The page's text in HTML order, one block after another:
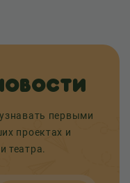
первыми
проектах и
театра.